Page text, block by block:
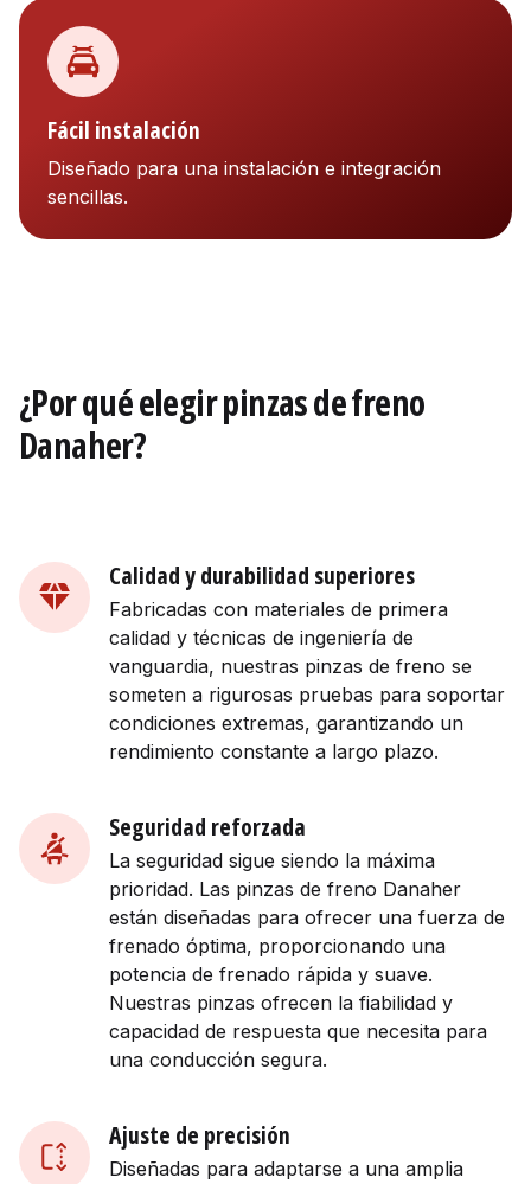
Fácil instalación
Diseñado para una instalación e integración
sencillas.
¿Por qué elegir pinzas de freno
Danaher?
Calidad y durabilidad superiores
Fabricadas con materiales de primera
calidad y técnicas de ingeniería de
vanguardia, nuestras pinzas de freno se
someten a rigurosas pruebas para soportar
condiciones extremas, garantizando un
rendimiento constante a largo plazo.
Seguridad reforzada
La seguridad sigue siendo la máxima
prioridad. Las pinzas de freno Danaher
están diseñadas para ofrecer una fuerza de
frenado óptima, proporcionando una
potencia de frenado rápida y suave.
Nuestras pinzas ofrecen la fiabilidad y
capacidad de respuesta que necesita para
una conducción segura.
Ajuste de precisión
Diseñadas para adaptarse a una amplia